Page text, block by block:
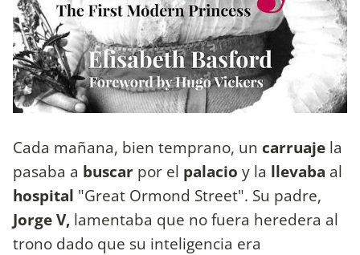
Cada mañana, bien temprano, un carruaje la
pasaba a buscar por el palacio y la llevaba al
hospital "Great Ormond Street". Su padre,
Jorge V, lamentaba que no fuera heredera al
trono dado que su inteligencia era